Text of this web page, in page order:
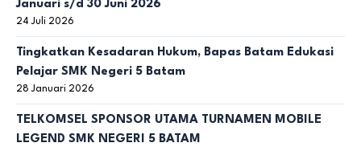
Januari s/d 30 Juni 2026
24 Juli 2026
Tingkatkan Kesadaran Hukum, Bapas Batam Edukasi
Pelajar SMK Negeri 5 Batam
28 Januari 2026
TELKOMSEL SPONSOR UTAMA TURNAMEN MOBILE
LEGEND SMK NEGERI 5 BATAM